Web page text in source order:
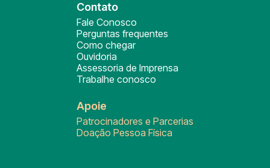
Contato
Fale Conosco
Perguntas frequentes
Como chegar
Ouvidoria
Assessoria de Imprensa
Trabalhe conosco
Apoie
Patrocinadores e Parcerias
Doação Pessoa Física